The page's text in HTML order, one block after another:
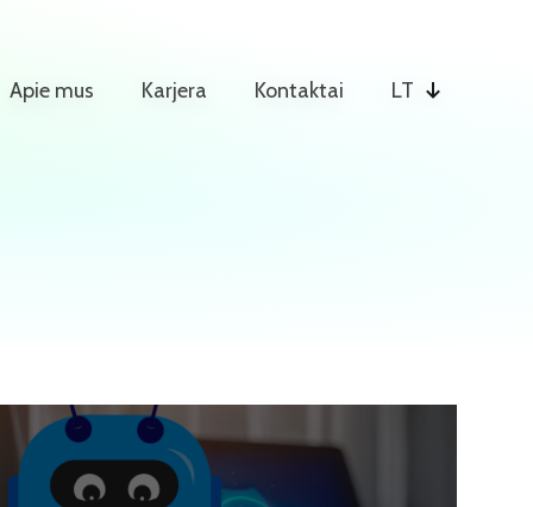
Apie mus Karjera Kontaktai LT